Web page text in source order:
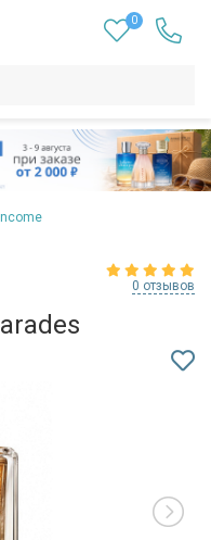
0
0 отзывов